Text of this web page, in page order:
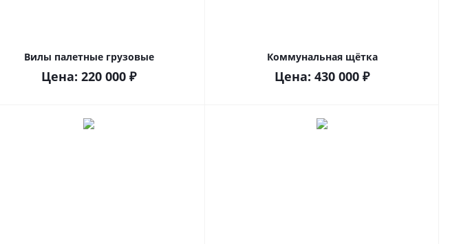
Вилы палетные грузовые
Цена: 220 000 ₽
Коммунальная щётка
Цена: 430 000 ₽